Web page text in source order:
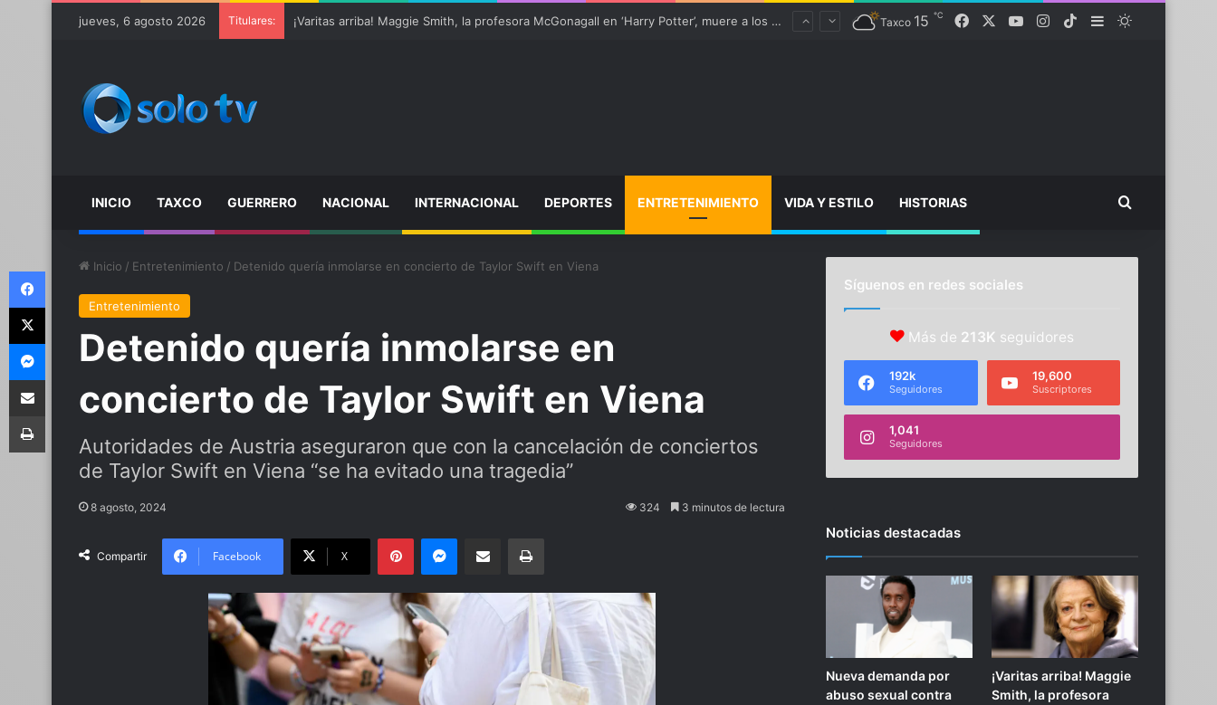
jueves, 6 agosto 2026 Titulares: Ter Stegen operado “satisfactoriamente” de una rotura completa del tendón rotuliano Taxco 15 ℃ FacebookYouTubeInstagram
TikTokSidebarSwitch skin
INICIO TAXCO GUERRERO NACIONAL INTERNACIONAL DEPORTES ENTRETENIMIENTO VIDA Y ESTILO HISTORIAS Buscar...
Inicio / Entretenimiento / Detenido quería inmolarse en concierto de Taylor Swift en Viena
Entretenimiento
Detenido quería inmolarse en
concierto de Taylor Swift en Viena
Autoridades de Austria aseguraron que con la cancelación de conciertos
de Taylor Swift en Viena “se ha evitado una tragedia”
8 agosto, 2024 324 3 minutos de lectura
Compartir Facebook X
PinterestMessenger
Compartir por email Imprimir
Síguenos en redes sociales
Más de 213K seguidores
192k
Seguidores
19,600
Suscriptores
1,041
Seguidores
Noticias destacadas
Nueva demanda por
abuso sexual contra
¡Varitas arriba! Maggie
Smith, la profesora
Facebook
X
Messenger
Compartir por email
Imprimir